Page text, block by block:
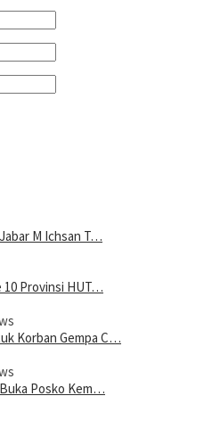
M Ichsan T…
10 Provinsi HUT…
Korban Gempa C…
Posko Kem…